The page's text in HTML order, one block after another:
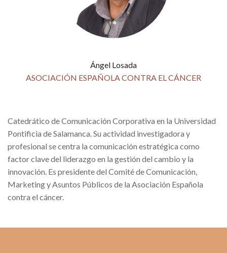
Ángel Losada
ASOCIACIÓN ESPAÑOLA CONTRA EL CÁNCER
Catedrático de Comunicación Corporativa en la Universidad
Pontificia de Salamanca. Su actividad investigadora y
profesional se centra la comunicación estratégica como
factor clave del liderazgo en la gestión del cambio y la
innovación. Es presidente del Comité de Comunicación,
Marketing y Asuntos Públicos de la Asociación Española
contra el cáncer.